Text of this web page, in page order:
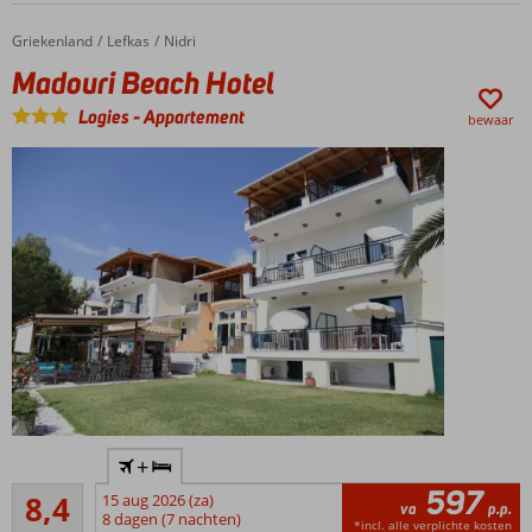
Home
Griekenland Lefkas Nidri
Madouri Beach Hotel
Madouri Beach Hotel
Logies-Appartement bewaar
strand
gelegen
8,4Zeer goed
78
+
15 aug 2026 (za)
8 dagen (7 nachten)
va 597 p.p.
*incl. alle verplichte kosten